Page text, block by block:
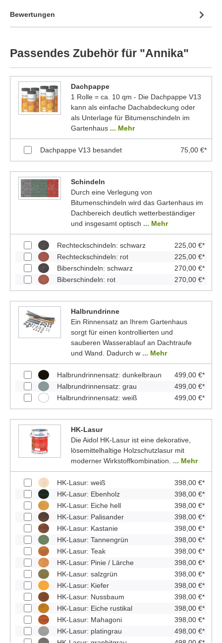
Bewertungen
Passendes Zubehör für "Annika"
Dachpappe
1 Rolle = ca. 10 qm - Die Dachpappe V13
kann als einfache Dachabdeckung oder
als Unterlage für Bitumenschindeln im
Gartenhaus ... Mehr
Dachpappe V13 besandet 75,00 €*
Schindeln
Durch eine Verlegung von
Bitumenschindeln wird das Gartenhaus im
Dachbereich deutlich wetterbeständiger
und insgesamt optisch ... Mehr
Rechteckschindeln: schwarz
225,00 €*
Rechteckschindeln: rot
225,00 €*
Biberschindeln: schwarz
270,00 €*
Biberschindeln: rot
270,00 €*
Halbrundrinne
Ein Rinnensatz an Ihrem Gartenhaus
sorgt für einen kontrollierten und
sauberen Wasserablauf an Dachtraufe
und Wand. Dadurch w ... Mehr
Halbrundrinnensatz: dunkelbraun
499,00 €*
Halbrundrinnensatz: grau
499,00 €*
Halbrundrinnensatz: weiß
499,00 €*
HK-Lasur
Die Aidol HK-Lasur ist eine dekorative,
lösemittelhaltige Holzschutzlasur mit
moderner Wirkstoffkombination. ... Mehr
HK-Lasur: weiß
398,00 €*
HK-Lasur: Ebenholz
398,00 €*
HK-Lasur: Eiche hell
398,00 €*
HK-Lasur: Palisander
398,00 €*
HK-Lasur: Kastanie
398,00 €*
HK-Lasur: Tannengrün
398,00 €*
HK-Lasur: Teak
398,00 €*
HK-Lasur: Pinie / Lärche
398,00 €*
HK-Lasur: salzgrün
398,00 €*
HK-Lasur: Kiefer
398,00 €*
HK-Lasur: Nussbaum
398,00 €*
HK-Lasur: Eiche rustikal
398,00 €*
HK-Lasur: Mahagoni
398,00 €*
HK-Lasur: platingrau
498,00 €*